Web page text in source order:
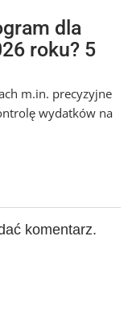
dla
roku? 5
m.in. precyzyjne
wydatków na
komentarz.